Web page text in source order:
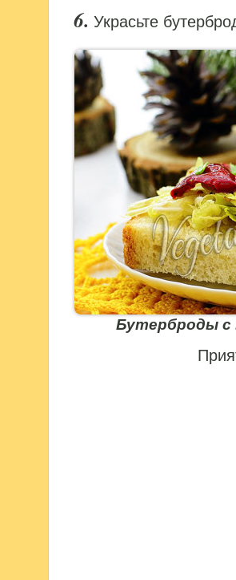
Украсьте
Бутерброды с